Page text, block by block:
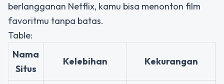
berlangganan Netflix, kamu bisa menonton film
favoritmu tanpa batas.
Table:
Nama
Situs
Kelebihan Kekurangan